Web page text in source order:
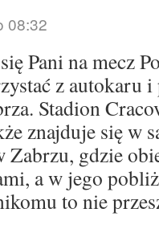
08:32
Pani na mecz
z autokaru
Stadion
znajduje się w
Zabrzu, gdzie
a w jego
to nie